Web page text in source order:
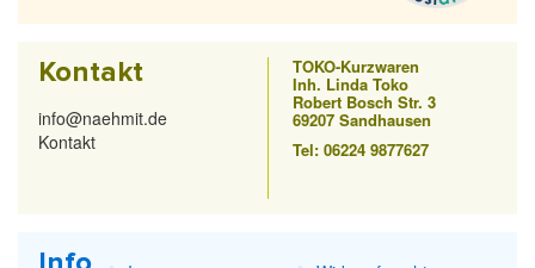
Kontakt
info@naehmit.de
Kontakt
TOKO-Kurzwaren
Inh. Linda Toko
Robert Bosch Str. 3
69207 Sandhausen
Tel: 06224 9877627